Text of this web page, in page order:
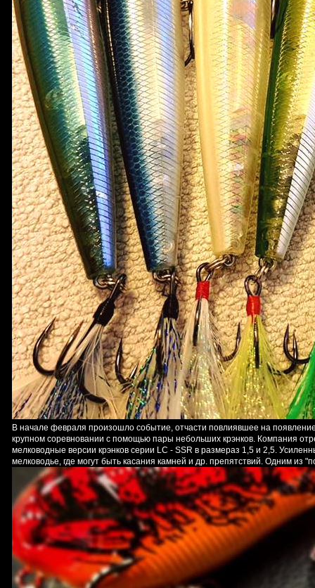
В начале февраля произошло событие, отчасти повлиявшее на
крупном соревновании с помощью пары небольших крэнков. Компания
мелководные версии крэнков серии LC - SSR в размераз 1,5 и 2,5.
мелководье, где могут быть касания камней и др. препятствий. Одним из